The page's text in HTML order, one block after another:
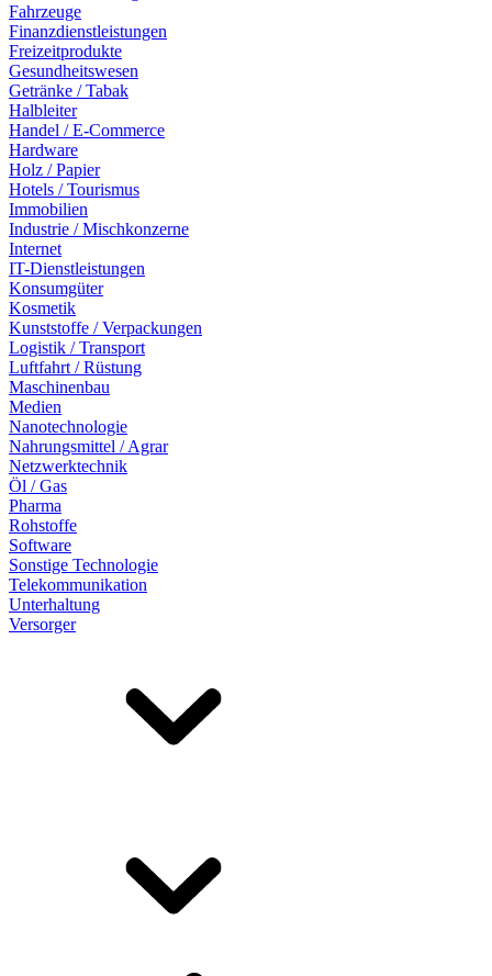
Fahrzeuge
Finanzdienstleistungen
Freizeitprodukte
Gesundheitswesen
Getränke / Tabak
Halbleiter
Handel / E-Commerce
Hardware
Holz / Papier
Hotels / Tourismus
Immobilien
Industrie / Mischkonzerne
Internet
IT-Dienstleistungen
Konsumgüter
Kosmetik
Kunststoffe / Verpackungen
Logistik / Transport
Luftfahrt / Rüstung
Maschinenbau
Medien
Nanotechnologie
Nahrungsmittel / Agrar
Netzwerktechnik
Öl / Gas
Pharma
Rohstoffe
Software
Sonstige Technologie
Telekommunikation
Unterhaltung
Versorger